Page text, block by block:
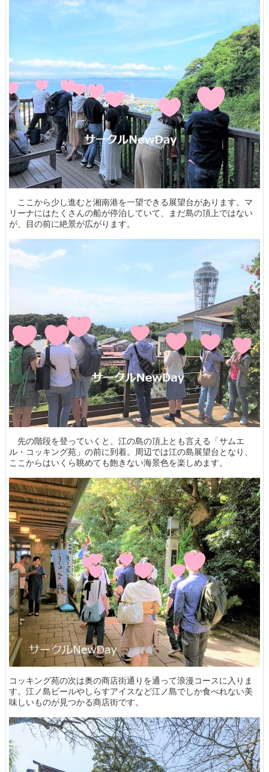
ここから少し進むと湘南港を一望できる展望台があります。マ
リーナにはたくさんの船が停泊していて、まだ島の頂上ではない
が、目の前に絶景が広がります。
先の階段を登っていくと、江の島の頂上とも言える「サムエ
ル・コッキング苑」の前に到着。周辺では江の島展望台となり、
ここからはいくら眺めても飽きない海景色を楽しめます。
コッキング苑の次は奥の商店街通りを通って浪漫コースに入りま
す。江ノ島ビールやしらすアイスなど江ノ島でしか食べれない美
味しいものが見つかる商店街です。